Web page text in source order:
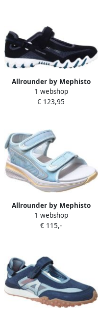
Allrounder by Mephisto
Lage Sneakers
1 webshop
€ 123,95
Allrounder by Mephisto
Sandalen met sleehak
Fantasia
1 webshop
€ 115,-